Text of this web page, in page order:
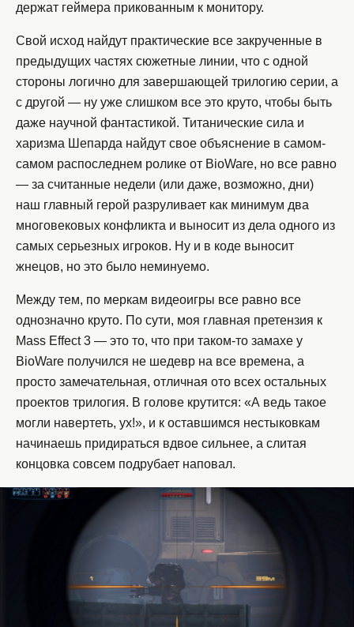
держат геймера прикованным к монитору.
Свой исход найдут практические все закрученные в
предыдущих частях сюжетные линии, что с одной
стороны логично для завершающей трилогию серии, а
с другой — ну уже слишком все это круто, чтобы быть
даже научной фантастикой. Титанические сила и
харизма Шепарда найдут свое объяснение в самом-
самом распоследнем ролике от BioWare, но все равно
— за считанные недели (или даже, возможно, дни)
наш главный герой разруливает как минимум два
многовековых конфликта и выносит из дела одного из
самых серьезных игроков. Ну и в коде выносит
жнецов, но это было неминуемо.
Между тем, по меркам видеоигры все равно все
однозначно круто. По сути, моя главная претензия к
Mass Effect 3 — это то, что при таком-то замахе у
BioWare получился не шедевр на все времена, а
просто замечательная, отличная ото всех остальных
проектов трилогия. В голове крутится: «А ведь такое
могли навертеть, ух!», и к оставшимся нестыковкам
начинаешь придираться вдвое сильнее, а слитая
концовка совсем подрубает наповал.